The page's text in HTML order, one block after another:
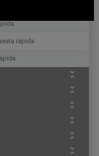
rápida